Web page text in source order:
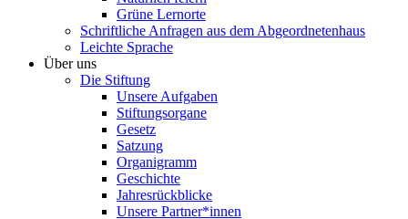
Grüne Lernorte
Schriftliche Anfragen aus dem Abgeordnetenhaus
Leichte Sprache
Über uns
Die Stiftung
Unsere Aufgaben
Stiftungsorgane
Gesetz
Satzung
Organigramm
Geschichte
Jahresrückblicke
Unsere Partner*innen